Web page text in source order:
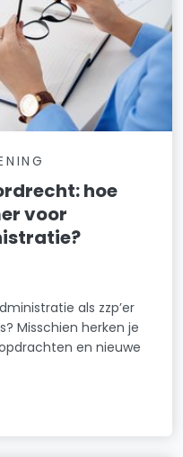
hoe
voor
als zzp’er
Misschien herken je
en nieuwe